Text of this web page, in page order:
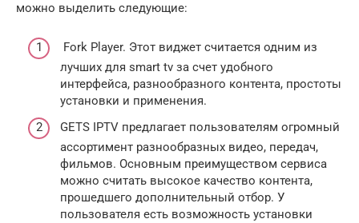
можно выделить следующие:
Fork Player. Этот виджет считается одним из
лучших для smart tv за счет удобного
интерфейса, разнообразного контента, простоты
установки и применения.
GETS IPTV предлагает пользователям огромный
ассортимент разнообразных видео, передач,
фильмов. Основным преимуществом сервиса
можно считать высокое качество контента,
прошедшего дополнительный отбор. У
пользователя есть возможность установки